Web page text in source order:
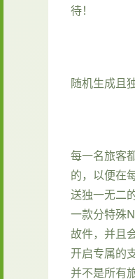
待！
随机生成且
每一名旅客
的，以便在
送独一无二
一款分特殊
故件，并且
开启专属的
并不是所有